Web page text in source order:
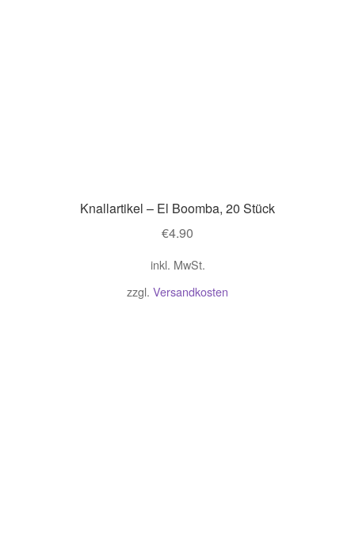
Knallartikel – El Boomba, 20 Stück
€4.90
inkl. MwSt.
zzgl. Versandkosten